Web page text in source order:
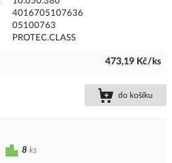
4016705107636
05100763
PROTEC.CLASS
473,19 Kč/ks
do košíku
8 ks